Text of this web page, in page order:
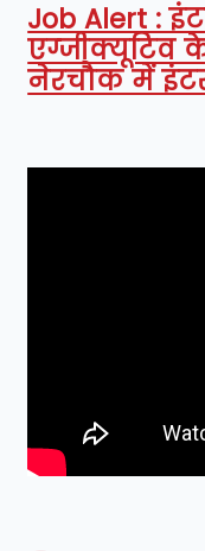
Job Alert :
एग्जीक्यूटिव
नेरचौक में